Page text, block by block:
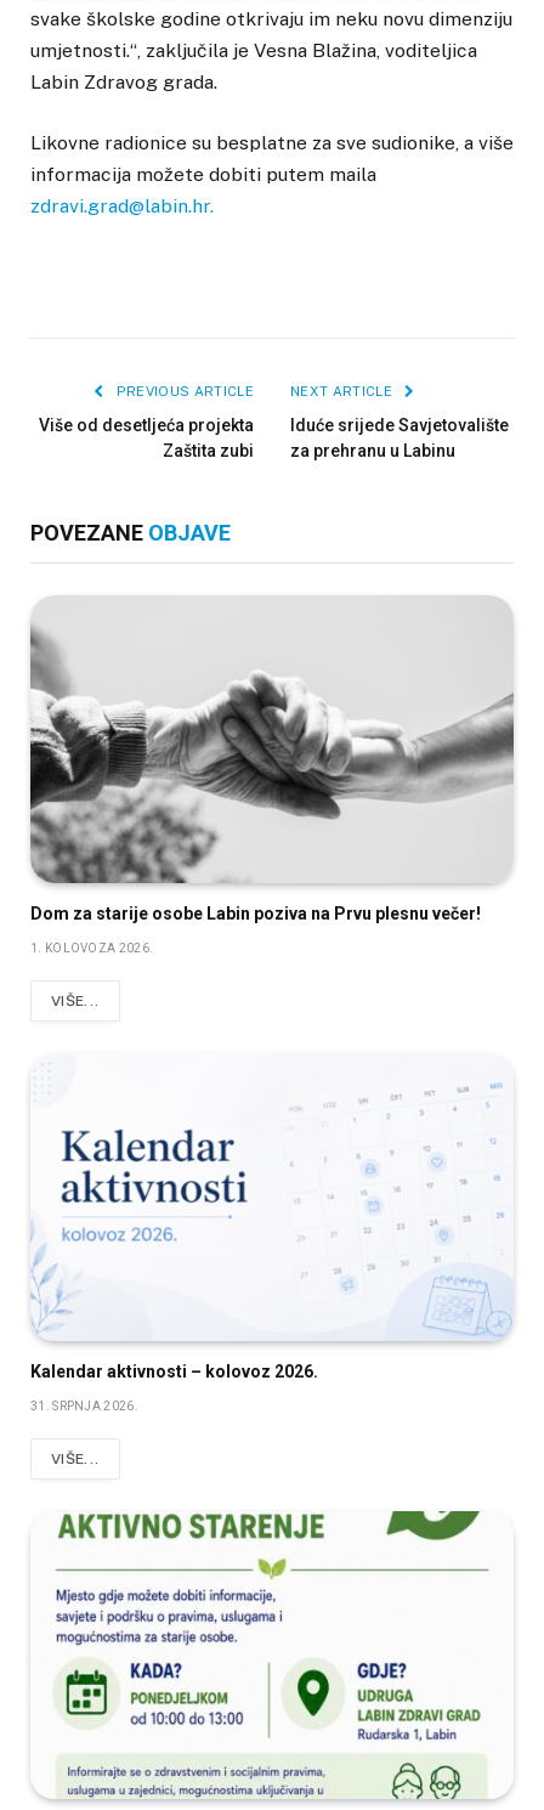
svake školske godine otkrivaju im neku novu dimenziju
umjetnosti.“, zaključila je Vesna Blažina, voditeljica
Labin Zdravog grada.
Likovne radionice su besplatne za sve sudionike, a više
informacija možete dobiti putem maila
zdravi.grad@labin.hr.
PREVIOUS ARTICLE
Više od desetljeća projekta
Zaštita zubi
NEXT ARTICLE
Iduće srijede Savjetovalište
za prehranu u Labinu
POVEZANE OBJAVE
Dom za starije osobe Labin poziva na Prvu plesnu večer!
1. KOLOVOZA 2026.
VIŠE...
Kalendar aktivnosti – kolovoz 2026.
31. SRPNJA 2026.
VIŠE...